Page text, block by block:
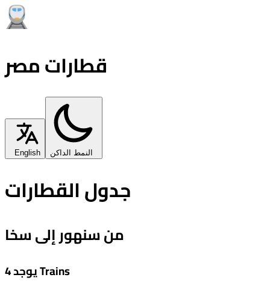
قطارات مصر
English النمط الداكن
جدول القطارات
من سنهور إلى سخا
يوجد 4 Trains